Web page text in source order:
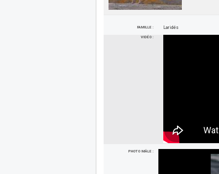
FAMILLE : Laridés
VIDÉO :
PHOTO MÂLE :